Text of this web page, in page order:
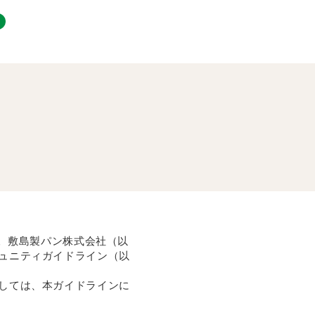
敷島製パン株式会社（以
ニティガイドライン（以
ては、本ガイドラインに